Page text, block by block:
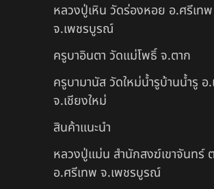
หลวงปู่เหิน วัดร่องหอย อ.ศรีเทพ
จ.เพชรบูรณ์
ครูบาอินตา วัดแม่โพธิ์ จ.ตาก
ครูบามานัส วัดใหม่น้ำรูบ้านน้ำรู อ.
จ.เชียงใหม่
สินค้าแนะนำ
หลวงปู่แม่น สำนักสงฆ์เขาจันทร์
อ.ศรีเทพ จ.เพชรบูรณ์